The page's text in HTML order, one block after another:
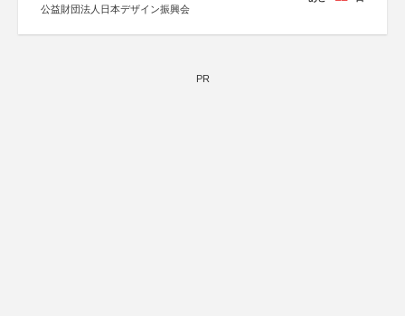
公益財団法人日本デザイン振興会
PR